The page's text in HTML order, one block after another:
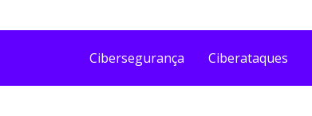
Cibersegurança Ciberataques